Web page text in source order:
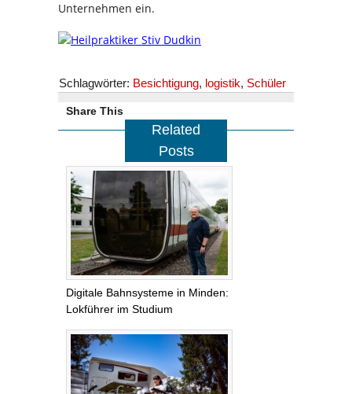
Unternehmen ein.
Schlagwörter: Besichtigung, logistik, Schüler
Share This
Related
Posts
Digitale Bahnsysteme in Minden:
Lokführer im Studium